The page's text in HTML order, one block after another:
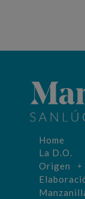
Home
La D.O.
Origen